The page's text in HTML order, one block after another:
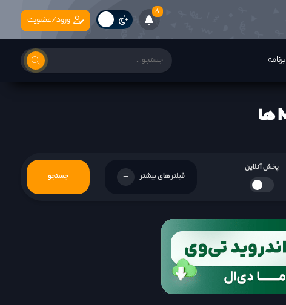
6
برنامه
ورود/عضویت
پخش آنلاین
فیلتر های بیشتر جستجو